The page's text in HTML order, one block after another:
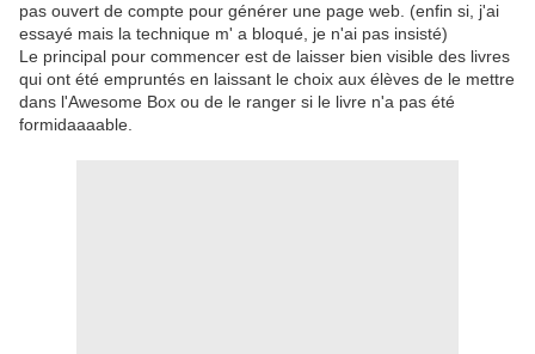
pas ouvert de compte pour générer une page web. (enfin si, j'ai
essayé mais la technique m' a bloqué, je n'ai pas insisté)
Le principal pour commencer est de laisser bien visible des livres
qui ont été empruntés en laissant le choix aux élèves de le mettre
dans l'Awesome Box ou de le ranger si le livre n'a pas été
formidaaaable.